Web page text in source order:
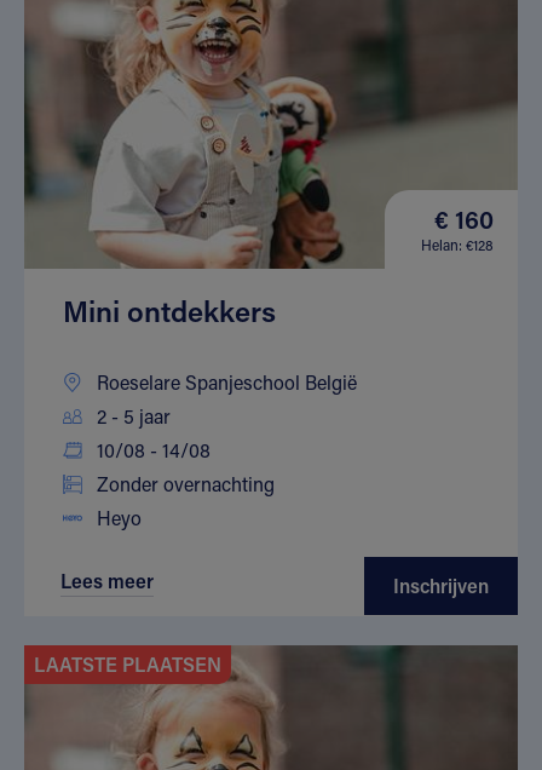
€ 160
Helan: €128
Mini ontdekkers
Roeselare Spanjeschool België
2 - 5 jaar
10/08 - 14/08
Zonder overnachting
Heyo
Lees meer Inschrijven
LAATSTE PLAATSEN